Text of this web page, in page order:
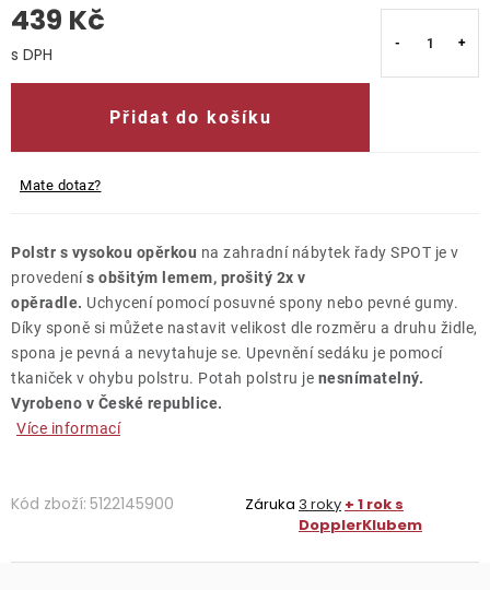
439 Kč
Přidat do košíku
Mate dotaz?
Polstr s vysokou opěrkou na zahradní nábytek řady SPOT je v
provedenís obšitým lemem, prošitý 2x v
opěradle. Uchycení pomocí posuvné spony nebo pevné gumy.
Díky sponě si můžete nastavit velikost dle rozměru a druhu židle,
spona je pevná a nevytahuje se. Upevnění sedáku je pomocí
tkaniček v ohybu polstru. Potah polstru je nesnímatelný.
Vyrobeno v České republice.
Více informací
Kód zboží: 5122145900 Záruka 3 roky + 1 rok s
DopplerKlubem